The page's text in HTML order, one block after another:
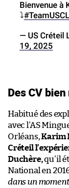
Bienvenue à
⤵️#TeamUSCL
— US Créteil
19, 2025
Des CV
Habitué des
avec l’AS
Orléans,Karim
Créteil
Duchère,qu’il
National en
dans un